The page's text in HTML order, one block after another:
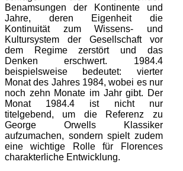
Benamsungen der Kontinente und
Jahre, deren Eigenheit die
Kontinuität zum Wissens- und
Kultursystem der Gesellschaft vor
dem Regime zerstört und das
Denken erschwert. 1984.4
beispielsweise bedeutet: vierter
Monat des Jahres 1984, wobei es nur
noch zehn Monate im Jahr gibt. Der
Monat 1984.4 ist nicht nur
titelgebend, um die Referenz zu
George Orwells Klassiker
aufzumachen, sondern spielt zudem
eine wichtige Rolle für Florences
charakterliche Entwicklung.